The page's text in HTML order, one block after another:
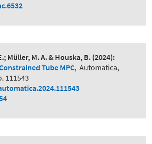
Müller, M. A. & Houska, B. (2024):
Tube MPC, Automatica,
111543